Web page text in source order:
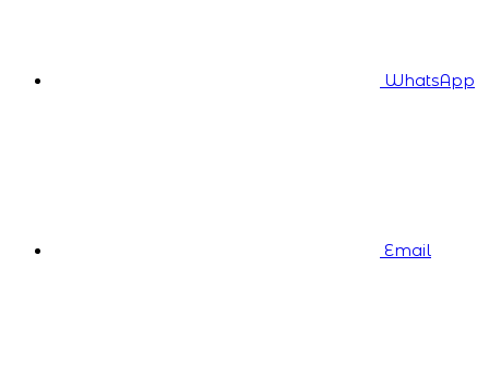
WhatsApp
Email